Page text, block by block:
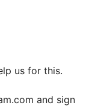
us for this.
and sign